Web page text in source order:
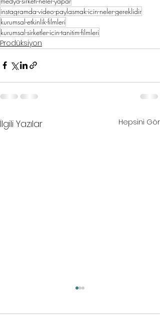
instagramda-video-paylasmak-icin-neler-gereklidir
kurumsal-etkinlik-filmleri
kurumsal-sirketler-icin-tanitim-filmleri
Prodüksiyon
İlgili Yazılar Hepsini Gör